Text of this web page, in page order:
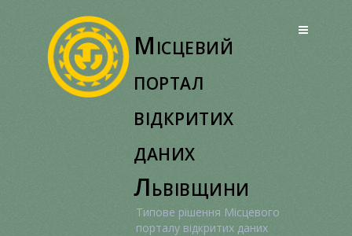
Місцевий
портал
відкритих
даних
Львівщини
Типове рішення Місцевого
порталу відкритих даних